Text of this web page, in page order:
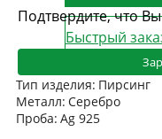
Быстрый
Тип изделия: Пирсинг
Металл: Серебро
Проба: Ag 925
Подтвердите, что